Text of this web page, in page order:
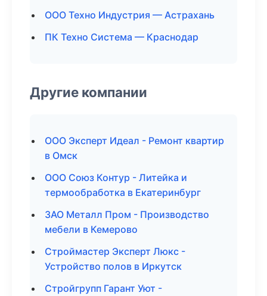
ООО Техно Индустрия — Астрахань
ПК Техно Система — Краснодар
Другие компании
ООО Эксперт Идеал - Ремонт квартир
в Омск
ООО Союз Контур - Литейка и
термообработка в Екатеринбург
ЗАО Металл Пром - Производство
мебели в Кемерово
Строймастер Эксперт Люкс -
Устройство полов в Иркутск
Стройгрупп Гарант Уют -